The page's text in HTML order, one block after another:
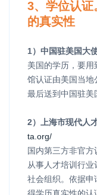
3、学位认
的真实性
1）中国驻美国大
美国的学历，要
馆认证由美国当地
最后送到中国驻美
2）上海市现代人
ta.org/
国内第三方非官
从事人才培训行业
社会组织。依据申